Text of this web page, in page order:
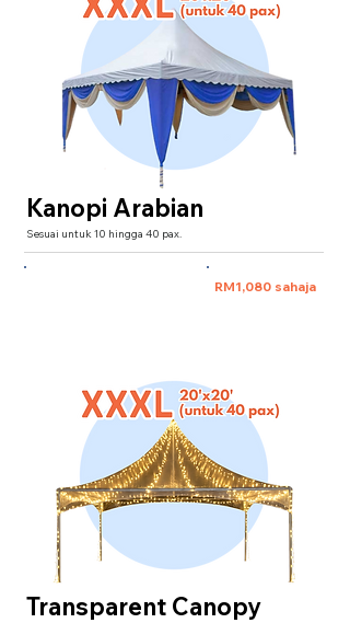
Kanopi Arabian
Sesuai untuk 10 hingga 40 pax.
RM1,080 sahaja
Transparent Canopy